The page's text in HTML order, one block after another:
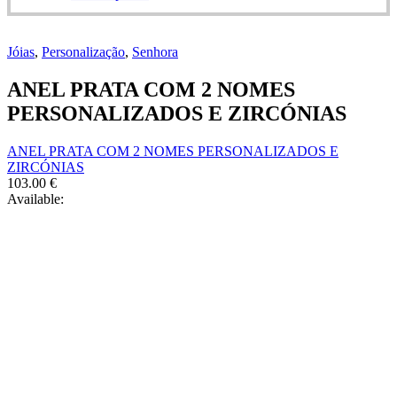
may
chosen
the
product
page
variants.
options
may
be
on
Jóias, Personalização, Senhora
ANEL PRATA COM 2 NOMES
PERSONALIZADOS E ZIRCÓNIAS
ANEL PRATA COM 2 NOMES PERSONALIZADOS E
ZIRCÓNIAS
103.00 €
Available: